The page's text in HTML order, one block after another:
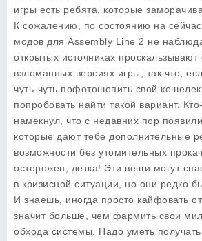
игры есть ребята, которые
К сожалению, по состоянию на
модов для Assembly Line 2 не
открытых источниках проскальзывают
взломанных версиях игры, так что,
чуть-чуть пофотошопить свой
попробовать найти такой вариант.
намекнул, что с недавних пор
которые дают тебе дополнительные
возможности без утомительных
осторожен, детка! Эти вещи могут
в кризисной ситуации, но они редко
И знаешь, иногда просто кайфовать
значит больше, чем фармить свои
обхода системы. Надо уметь получать